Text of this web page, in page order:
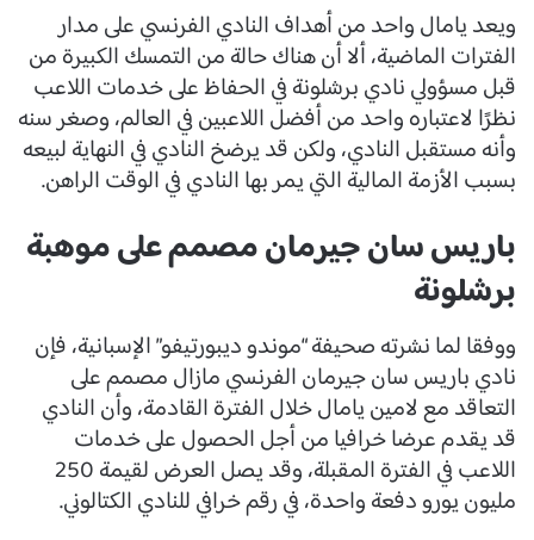
ويعد يامال واحد من أهداف النادي الفرنسي على مدار
الفترات الماضية، ألا أن هناك حالة من التمسك الكبيرة من
قبل مسؤولي نادي برشلونة في الحفاظ على خدمات اللاعب
نظرًا لاعتباره واحد من أفضل اللاعبين في العالم، وصغر سنه
وأنه مستقبل النادي، ولكن قد يرضخ النادي في النهاية لبيعه
بسبب الأزمة المالية التي يمر بها النادي في الوقت الراهن.
باريس سان جيرمان مصمم على موهبة
برشلونة
ووفقا لما نشرته صحيفة “موندو ديبورتيفو” الإسبانية، فإن
نادي باريس سان جيرمان الفرنسي مازال مصمم على
التعاقد مع لامين يامال خلال الفترة القادمة، وأن النادي
قد يقدم عرضا خرافيا من أجل الحصول على خدمات
اللاعب في الفترة المقبلة، وقد يصل العرض لقيمة 250
مليون يورو دفعة واحدة، في رقم خرافي للنادي الكتالوني.